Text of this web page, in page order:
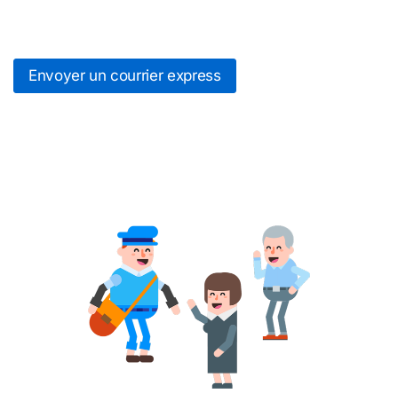
Envoyer un courrier express